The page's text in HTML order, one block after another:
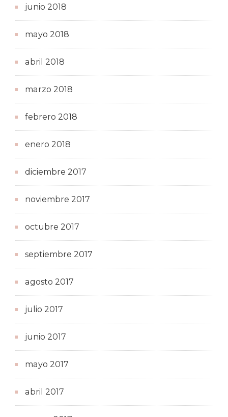
junio 2018
mayo 2018
abril 2018
marzo 2018
febrero 2018
enero 2018
diciembre 2017
noviembre 2017
octubre 2017
septiembre 2017
agosto 2017
julio 2017
junio 2017
mayo 2017
abril 2017